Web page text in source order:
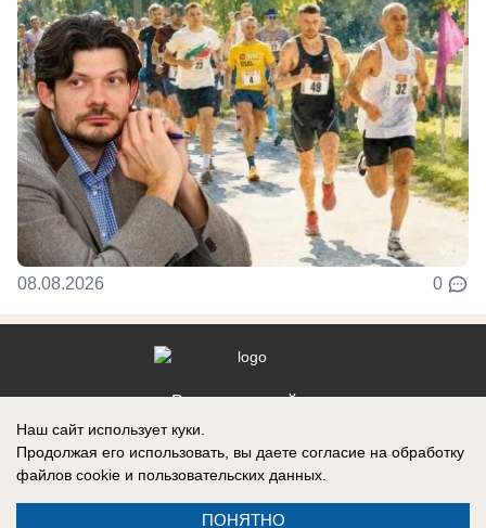
08.08.2026 0
Реклама на сайте
Наш сайт использует куки.
Продолжая его использовать, вы даете согласие на обработку
файлов cookie и пользовательских данных.
ПОНЯТНО